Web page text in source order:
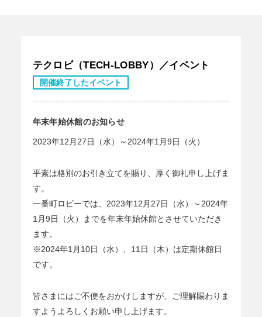
テクロビ（TECH-LOBBY）／イベント
開催終了したイベント
年末年始休館のお知らせ
2023年12月27日（水）～2024年1月9日（火）
平素は格別のお引き立てを賜り、厚く御礼申し上げま
す。
一番町ロビーでは、2023年12月27日（水）～2024年
1月9日（火）までを年末年始休館とさせていただき
ます。
※2024年1月10日（水）、11日（木）は定期休館日
です。
皆さまにはご不便をおかけしますが、ご理解賜わりま
すようよろしくお願い申し上げます。